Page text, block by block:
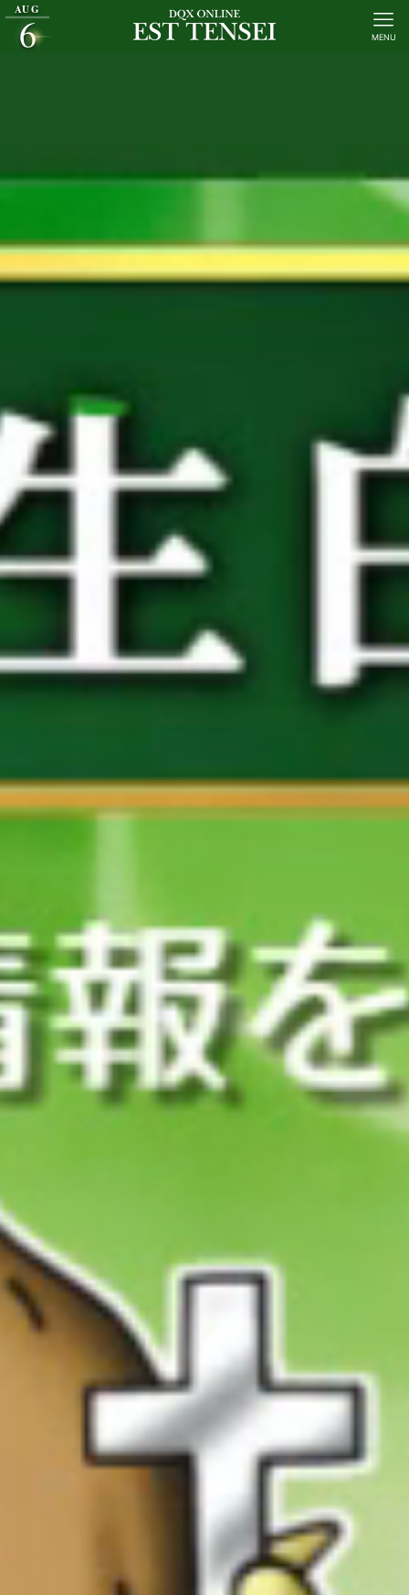
MENU
AUG
6